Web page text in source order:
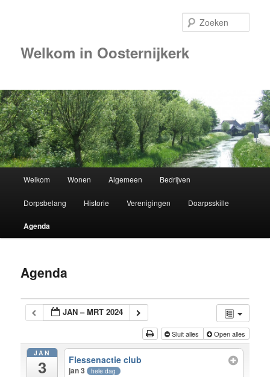
Welkom in Oosternijkerk
Spring
naar
de
inhoud
Welkom Wonen Algemeen Bedrijven
Dorpsbelang Historie Verenigingen Doarpsskille
Agenda
Agenda
JAN – MRT 2024
Sluit alles Open alles
JAN
3 Flessenactie club
jan 3 hele dag